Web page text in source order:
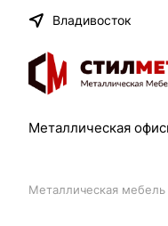
Владивосток
Металлическая
Металлическая мебель